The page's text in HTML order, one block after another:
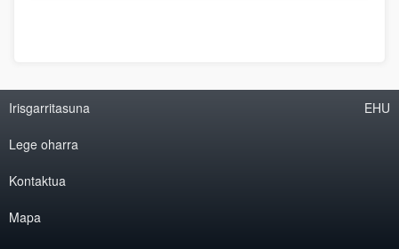
Irisgarritasuna
Lege oharra
Kontaktua
Mapa
EHU